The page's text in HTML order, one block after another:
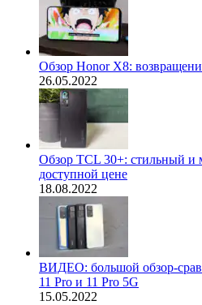
Обзор Honor X8:
26.05.2022
Обзор TCL 30+: стильный и
доступной цене
18.08.2022
ВИДЕО: большой обзор-
11 Pro и 11 Pro 5G
15.05.2022